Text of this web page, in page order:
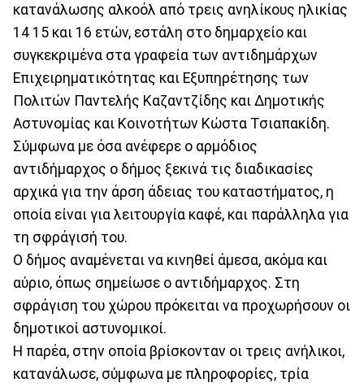
κατανάλωσης αλκοόλ από τρεις ανηλίκους ηλικίας
14 15 και 16 ετών, εστάλη στο δημαρχείο και
συγκεκριμένα στα γραφεία των αντιδημάρχων
Επιχειρηματικότητας και Εξυπηρέτησης των
Πολιτών Παντελής Καζαντζίδης και Δημοτικής
Αστυνομίας και Κοινοτήτων Κώστα Τσιαπακίδη.
Σύμφωνα με όσα ανέφερε ο αρμόδιος
αντιδήμαρχος ο δήμος ξεκινά τις διαδικασίες
αρχικά για την άρση άδειας του καταστήματος, η
οποία είναι για λειτουργία καφέ, και παράλληλα για
τη σφράγισή του.
Ο δήμος αναμένεται να κινηθεί άμεσα, ακόμα και
αύριο, όπως σημείωσε ο αντιδήμαρχος. Στη
σφράγιση του χώρου πρόκειται να προχωρήσουν οι
δημοτικοί αστυνομικοί.
Η παρέα, στην οποία βρίσκονταν οι τρεις ανήλικοι,
κατανάλωσε, σύμφωνα με πληροφορίες, τρία